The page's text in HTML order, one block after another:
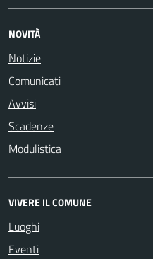
NOVITÀ
Notizie
Comunicati
Avvisi
Scadenze
Modulistica
VIVERE IL COMUNE
Luoghi
Eventi